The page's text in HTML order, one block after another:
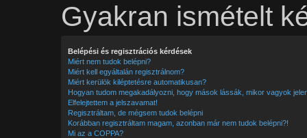
Gyakran ismételt
Belépési és regisztrációs kérdések
Miért nem tudok belépni?
Miért kell egyáltalán regisztrálnom?
Miért kerülök kiléptetésre automatikusan?
Hogyan tudom megakadályozni, hogy mások lássák, mikor vagyok
Elfelejtettem a jelszavamat!
Regisztráltam, de mégsem tudok belépni
Korábban regisztráltam magam, azonban már nem tudok belépni?!
Mi az a COPPA?